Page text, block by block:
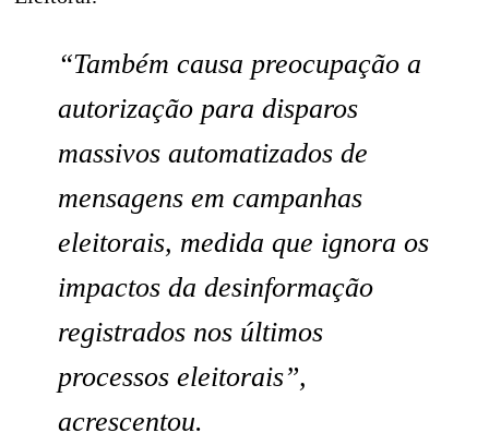
“Também causa preocupação a
autorização para disparos
massivos automatizados de
mensagens em campanhas
eleitorais, medida que ignora os
impactos da desinformação
registrados nos últimos
processos eleitorais”,
acrescentou.